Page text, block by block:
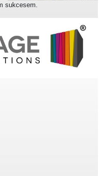
sukcesem.